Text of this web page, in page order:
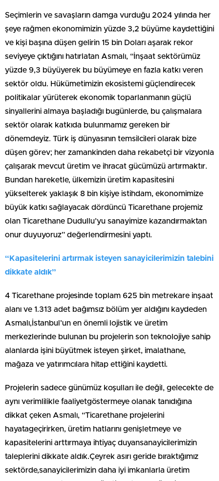
Seçimlerin ve savaşların damga vurduğu 2024 yılında her
şeye rağmen ekonomimizin yüzde 3,2 büyüme kaydettiğini
ve kişi başına düşen gelirin 15 bin Doları aşarak rekor
seviyeye çıktığını hatırlatan Asmalı, “İnşaat sektörümüz
yüzde 9,3 büyüyerek bu büyümeye en fazla katkı veren
sektör oldu. Hükümetimizin ekosistemi güçlendirecek
politikalar yürüterek ekonomik toparlanmanın güçlü
sinyallerini almaya başladığı bugünlerde, bu çalışmalara
sektör olarak katkıda bulunmamız gereken bir
dönemdeyiz. Türk iş dünyasının temsilcileri olarak bize
düşen görev; her zamankinden daha rekabetçi bir vizyonla
çalışarak mevcut üretim ve ihracat gücümüzü artırmaktır.
Bundan hareketle, ülkemizin üretim kapasitesini
yükselterek yaklaşık 8 bin kişiye istihdam, ekonomimize
büyük katkı sağlayacak dördüncü Ticarethane projemiz
olan Ticarethane Dudullu’yu sanayimize kazandırmaktan
onur duyuyoruz” değerlendirmesini yaptı.
“Kapasitelerini artırmak isteyen sanayicilerimizin talebini
dikkate aldık”
4 Ticarethane projesinde toplam 625 bin metrekare inşaat
alanı ve 1.313 adet bağımsız bölüm yer aldığını kaydeden
Asmalı,İstanbul’un en önemli lojistik ve üretim
merkezlerinde bulunan bu projelerin son teknolojiye sahip
alanlarda işini büyütmek isteyen şirket, imalathane,
mağaza ve yatırımcılara hitap ettiğini kaydetti.
Projelerin sadece günümüz koşulları ile değil, gelecekte de
aynı verimlilikle faaliyetgöstermeye olanak tanıdığına
dikkat çeken Asmalı, “Ticarethane projelerini
hayatageçirirken, üretim hatlarını genişletmeye ve
kapasitelerini arttırmaya ihtiyaç duyansanayicilerimizin
taleplerini dikkate aldık.Çeyrek asırı geride bıraktığımız
sektörde,sanayicilerimizin daha iyi imkanlarla üretim